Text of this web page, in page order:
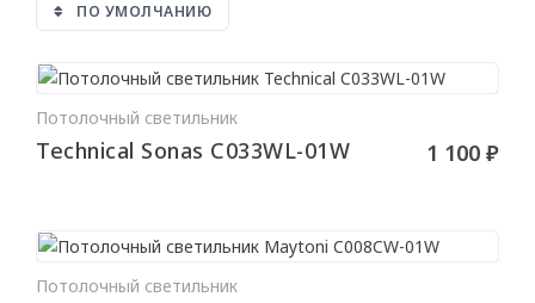
Гибкие
МОЛДИНГИ
Гибкие
Уголки
Из дюрополимера
ПО УМОЛЧАНИЮ
Потолочный светильник
Technical Sonas C033WL-01W 1 100 ₽
Потолочный светильник